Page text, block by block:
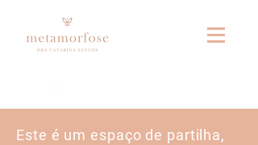
Este é um espaço de partilha,